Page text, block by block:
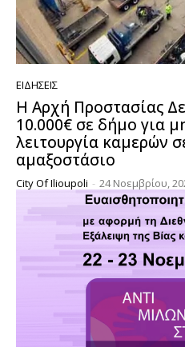
ΕΙΔΉΣΕΙΣ
Η Αρχή Προστασίας
10.000€ σε δήμο για
λειτουργία καμερών
αμαξοστάσιο
City Of Ilioupoli - 24 Νοεμβρίου,